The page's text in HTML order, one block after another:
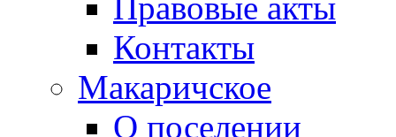
Контакты
Макаричское
О поселении